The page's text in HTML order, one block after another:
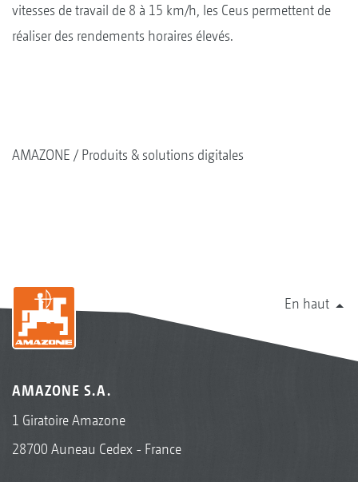
vitesses de travail de 8 à 15 km/h, les Ceus permettent de
réaliser des rendements horaires élevés.
AMAZONE Produits & solutions digitales
En haut
AMAZONE S.A.
1 Giratoire Amazone
28700 Auneau Cedex - France